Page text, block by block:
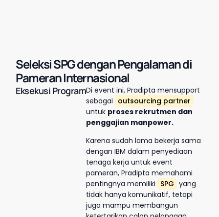
Seleksi SPG dengan Pengalaman di
Pameran Internasional
Eksekusi ProgramDi event ini, Pradipta mensupport
sebagai outsourcing partner
untuk proses rekrutmen dan
penggajian manpower.
Karena sudah lama bekerja sama
dengan IBM dalam penyediaan
tenaga kerja untuk event
pameran, Pradipta memahami
pentingnya memiliki SPG yang
tidak hanya komunikatif, tetapi
juga mampu membangun